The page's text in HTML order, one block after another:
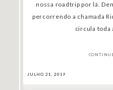
nossa roadtrip por lá.
percorrendo a chamada
circula toda
JULHO 21, 2019